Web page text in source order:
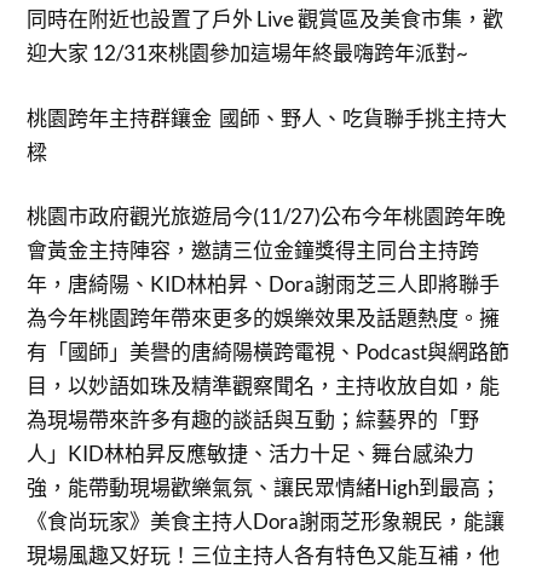
同時在附近也設置了戶外 Live 觀賞區及美食市集，歡
迎大家 12/31來桃園參加這場年終最嗨跨年派對~
桃園跨年主持群鑲金 國師、野人、吃貨聯手挑主持大
樑
桃園市政府觀光旅遊局今(11/27)公布今年桃園跨年晚
會黃金主持陣容，邀請三位金鐘獎得主同台主持跨
年，唐綺陽、KID林柏昇、Dora謝雨芝三人即將聯手
為今年桃園跨年帶來更多的娛樂效果及話題熱度。擁
有「國師」美譽的唐綺陽橫跨電視、Podcast與網路節
目，以妙語如珠及精準觀察聞名，主持收放自如，能
為現場帶來許多有趣的談話與互動；綜藝界的「野
人」KID林柏昇反應敏捷、活力十足、舞台感染力
強，能帶動現場歡樂氣氛、讓民眾情緒High到最高；
《食尚玩家》美食主持人Dora謝雨芝形象親民，能讓
現場風趣又好玩！三位主持人各有特色又能互補，他